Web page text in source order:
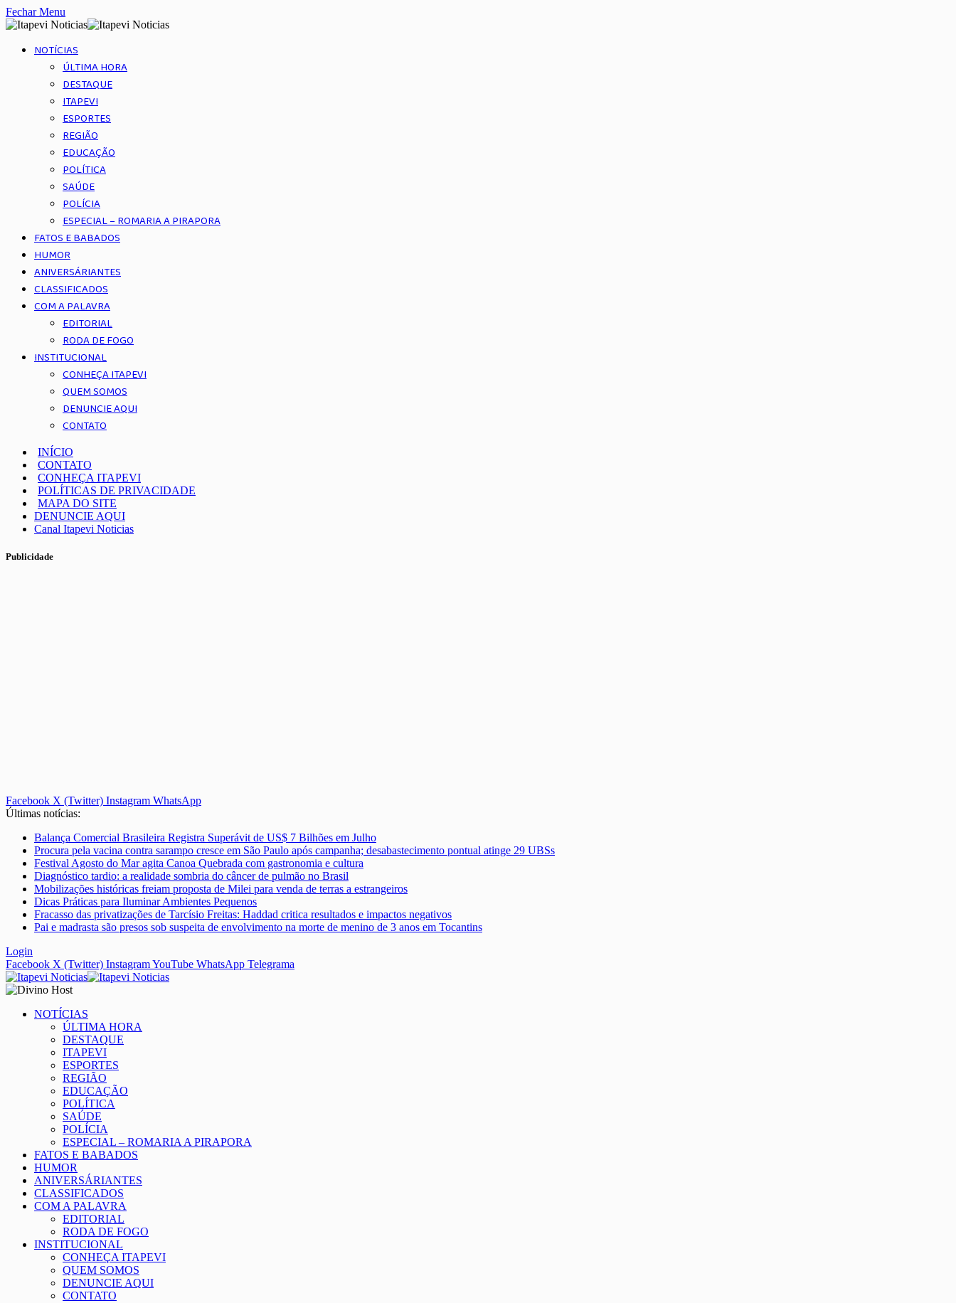
Fechar Menu
NOTÍCIAS
ÚLTIMA HORA
DESTAQUE
ITAPEVI
ESPORTES
REGIÃO
EDUCAÇÃO
POLÍTICA
SAÚDE
POLÍCIA
ESPECIAL – ROMARIA A PIRAPORA
FATOS E BABADOS
HUMOR
ANIVERSÁRIANTES
CLASSIFICADOS
COM A PALAVRA
EDITORIAL
RODA DE FOGO
INSTITUCIONAL
CONHEÇA ITAPEVI
QUEM SOMOS
DENUNCIE AQUI
CONTATO
INÍCIO
CONTATO
CONHEÇA ITAPEVI
POLÍTICAS DE PRIVACIDADE
MAPA DO SITE
DENUNCIE AQUI
Canal Itapevi Noticias
Publicidade
Facebook X (Twitter) Instagram WhatsApp
Últimas notícias:
Balança Comercial Brasileira Registra Superávit de US$ 7 Bilhões em Julho
Procura pela vacina contra sarampo cresce em São Paulo após campanha; desabastecimento pontual atinge 29 UBSs
Festival Agosto do Mar agita Canoa Quebrada com gastronomia e cultura
Diagnóstico tardio: a realidade sombria do câncer de pulmão no Brasil
Mobilizações históricas freiam proposta de Milei para venda de terras a estrangeiros
Dicas Práticas para Iluminar Ambientes Pequenos
Fracasso das privatizações de Tarcísio Freitas: Haddad critica resultados e impactos negativos
Pai e madrasta são presos sob suspeita de envolvimento na morte de menino de 3 anos em Tocantins
Login
Facebook X (Twitter) InstagramYouTube WhatsApp Telegrama
NOTÍCIAS
ÚLTIMA HORA
DESTAQUE
ITAPEVI
ESPORTES
REGIÃO
EDUCAÇÃO
POLÍTICA
SAÚDE
POLÍCIA
ESPECIAL – ROMARIA A PIRAPORA
FATOS E BABADOS
HUMOR
ANIVERSÁRIANTES
CLASSIFICADOS
COM A PALAVRA
EDITORIAL
RODA DE FOGO
INSTITUCIONAL
CONHEÇA ITAPEVI
QUEM SOMOS
DENUNCIE AQUI
CONTATO